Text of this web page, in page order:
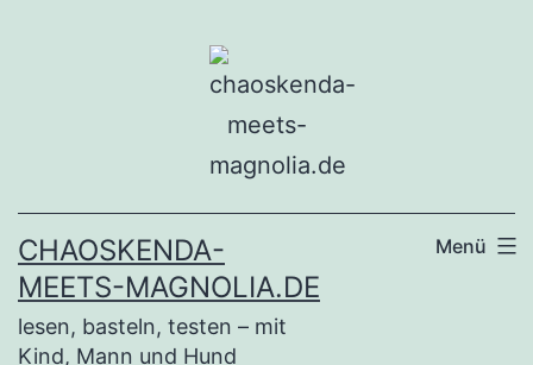
CHAOSKENDA-
MEETS-MAGNOLIA.DE
lesen, basteln, testen – mit
Kind, Mann und Hund
Menü